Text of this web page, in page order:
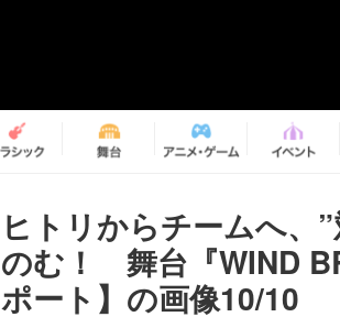
ヒトリからチームへ、
のむ！ 舞台『WIND
ポート】の画像10/10